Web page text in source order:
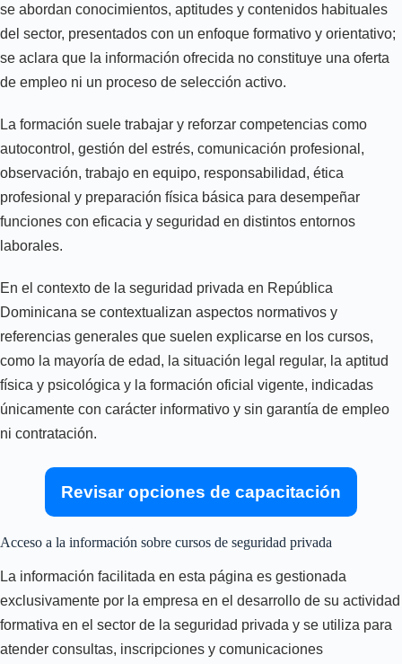
se abordan conocimientos, aptitudes y contenidos habituales
del sector, presentados con un enfoque formativo y orientativo;
se aclara que la información ofrecida no constituye una oferta
de empleo ni un proceso de selección activo.
La formación suele trabajar y reforzar competencias como
autocontrol, gestión del estrés, comunicación profesional,
observación, trabajo en equipo, responsabilidad, ética
profesional y preparación física básica para desempeñar
funciones con eficacia y seguridad en distintos entornos
laborales.
En el contexto de la seguridad privada en República
Dominicana se contextualizan aspectos normativos y
referencias generales que suelen explicarse en los cursos,
como la mayoría de edad, la situación legal regular, la aptitud
física y psicológica y la formación oficial vigente, indicadas
únicamente con carácter informativo y sin garantía de empleo
ni contratación.
Revisar opciones de capacitación
Acceso a la información sobre cursos de seguridad privada
La información facilitada en esta página es gestionada
exclusivamente por la empresa en el desarrollo de su actividad
formativa en el sector de la seguridad privada y se utiliza para
atender consultas, inscripciones y comunicaciones